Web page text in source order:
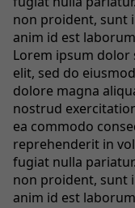
non proident, sunt
anim id est
Lorem ipsum dolor
elit, sed do
dolore magna
nostrud
ea commodo
reprehenderit in
fugiat nulla
non proident, sunt
anim id est